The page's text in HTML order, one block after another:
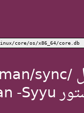
core/os/x86_64/